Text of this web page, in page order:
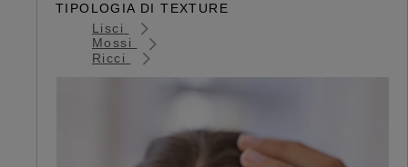
TIPOLOGIA DI TEXTURE
Lisci
Mossi
Ricci